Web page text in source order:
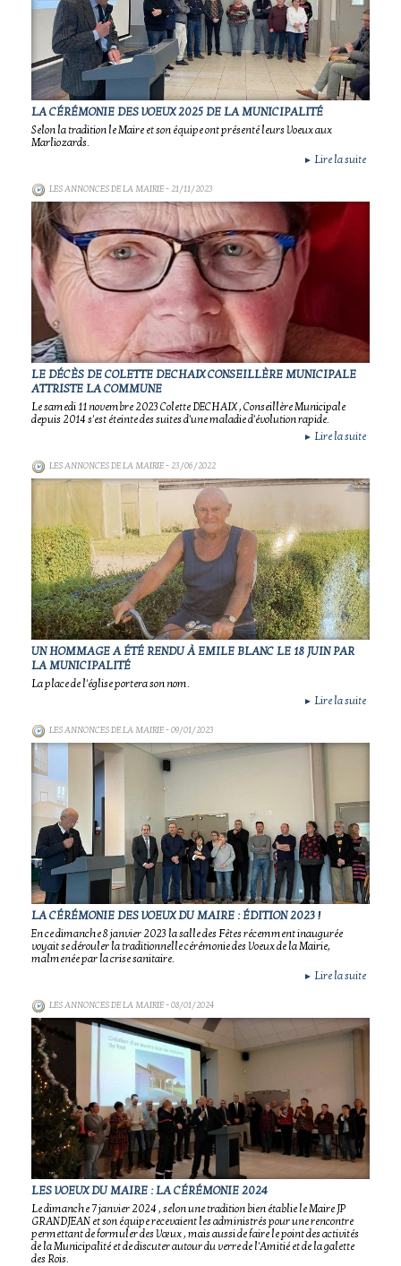
LA CÉRÉMONIE DES VOEUX 2025 DE LA MUNICIPALITÉ
Selon la tradition le Maire et son équipe ont présenté leurs Voeux aux
Marliozards.
► Lire la suite
LES ANNONCES DE LA MAIRIE- 21/11/2023
LE DÉCÈS DE COLETTE DECHAIX CONSEILLÈRE MUNICIPALE
ATTRISTE LA COMMUNE
Le samedi 11 novembre 2023 Colette DECHAIX , Conseillère Municipale
depuis 2014 s'est éteinte des suites d'une maladie d'évolution rapide.
► Lire la suite
LES ANNONCES DE LA MAIRIE- 23/06/2022
UN HOMMAGE A ÉTÉ RENDU À EMILE BLANC LE 18 JUIN PAR
LA MUNICIPALITÉ
La place de l'église portera son nom.
► Lire la suite
LES ANNONCES DE LA MAIRIE- 09/01/2023
LA CÉRÉMONIE DES VOEUX DU MAIRE : ÉDITION 2023 !
En ce dimanche 8 janvier 2023 la salle des Fêtes récemment inaugurée
voyait se dérouler la traditionnelle cérémonie des Voeux de la Mairie,
malmenée par la crise sanitaire.
► Lire la suite
LES ANNONCES DE LA MAIRIE- 08/01/2024
LES VOEUX DU MAIRE : LA CÉRÉMONIE 2024
Le dimanche 7 janvier 2024 , selon une tradition bien établie le Maire JP
GRANDJEAN et son équipe recevaient les administrés pour une rencontre
permettant de formuler des Vœux , mais aussi de faire le point des activités
de la Municipalité et de discuter autour du verre de l'Amitié et de la galette
des Rois.